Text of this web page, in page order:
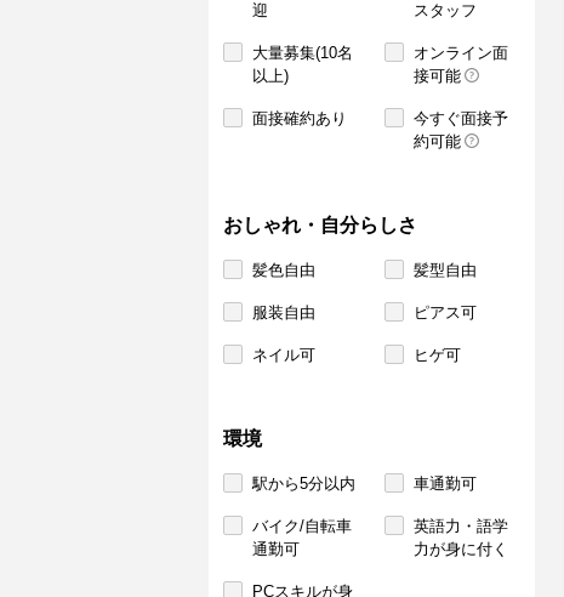
迎
スタッフ
大量募集(10名
以上)
オンライン面
接可能
面接確約あり
今すぐ面接予
約可能
おしゃれ・自分らしさ
髪色自由 髪型自由
服装自由 ピアス可
ネイル可 ヒゲ可
環境
駅から5分以内 車通勤可
バイク/自転車
通勤可
英語力・語学
力が身に付く
PCスキルが身